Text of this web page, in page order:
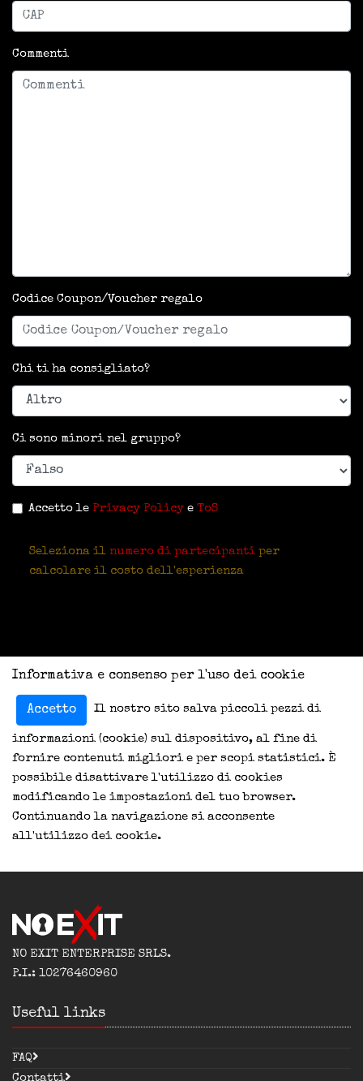
Commenti
Codice Coupon/Voucher regalo
Chi ti ha consigliato?
Ci sono minori nel gruppo?
Accetto le Privacy Policy e ToS
Seleziona il numero di partecipanti per
calcolare il costo dell'esperienza
Informativa e consenso per l'uso dei cookie
Accetto Il nostro sito salva piccoli pezzi di
informazioni (cookie) sul dispositivo, al fine di
fornire contenuti migliori e per scopi statistici. È
possibile disattivare l'utilizzo di cookies
modificando le impostazioni del tuo browser.
Continuando la navigazione si acconsente
all'utilizzo dei cookie.
NO EXIT ENTERPRISE SRLS.
P.I.: 10276460960
Useful links
FAQ
Contatti